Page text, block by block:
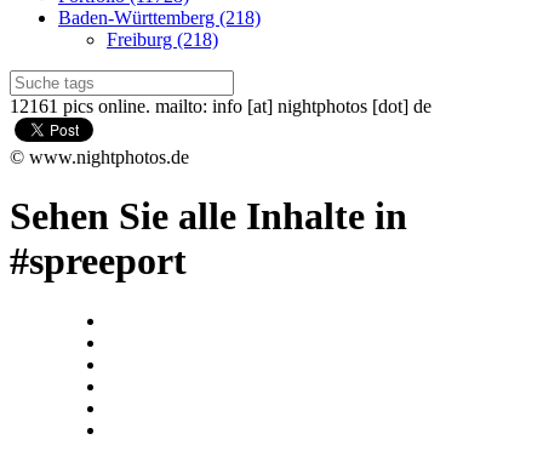
Baden-Württemberg (218)
Freiburg (218)
12161 pics online. mailto: info [at] nightphotos [dot] de
© www.nightphotos.de
Sehen Sie alle Inhalte in
#spreeport